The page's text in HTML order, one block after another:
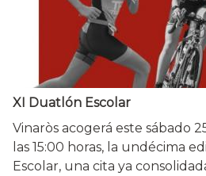
XI Duatlón Escolar
Vinaròs acogerá este sábado
las 15:00 horas, la undécima
Escolar, una cita ya